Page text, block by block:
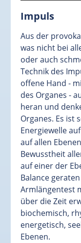
Impuls
Aus der
was nicht bei
oder auch
Technik des
offene Hand -
des Organes -
heran und
Organes. Es ist
Energiewelle
auf allen
Bewusstheit
auf einer der
Balance
Armlängentest
über die Zeit
biochemisch,
energetisch,
Ebenen.